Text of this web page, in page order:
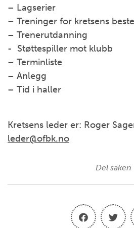
– Lagserier
– Treninger for kretsens
– Trenerutdanning
- Støttespiller mot klubb
– Terminliste
– Anlegg
– Tid i haller
Kretsens leder er: Roger
leder@ofbk.no
Del saken